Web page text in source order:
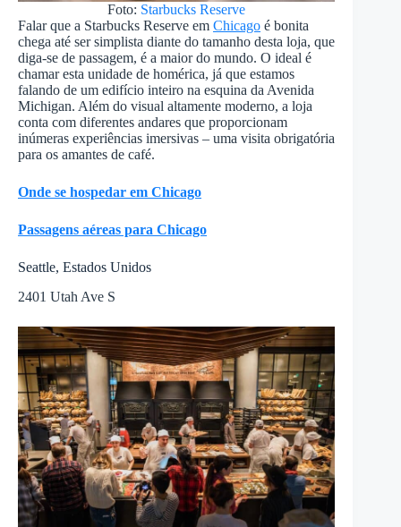
Foto: Starbucks Reserve
Falar que a Starbucks Reserve em Chicago é bonita
chega até ser simplista diante do tamanho desta loja, que
diga-se de passagem, é a maior do mundo. O ideal é
chamar esta unidade de homérica, já que estamos
falando de um edifício inteiro na esquina da Avenida
Michigan. Além do visual altamente moderno, a loja
conta com diferentes andares que proporcionam
inúmeras experiências imersivas – uma visita obrigatória
para os amantes de café.
Onde se hospedar em Chicago
Passagens aéreas para Chicago
Seattle, Estados Unidos
2401 Utah Ave S